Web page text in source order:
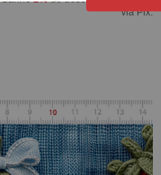
via Pix.